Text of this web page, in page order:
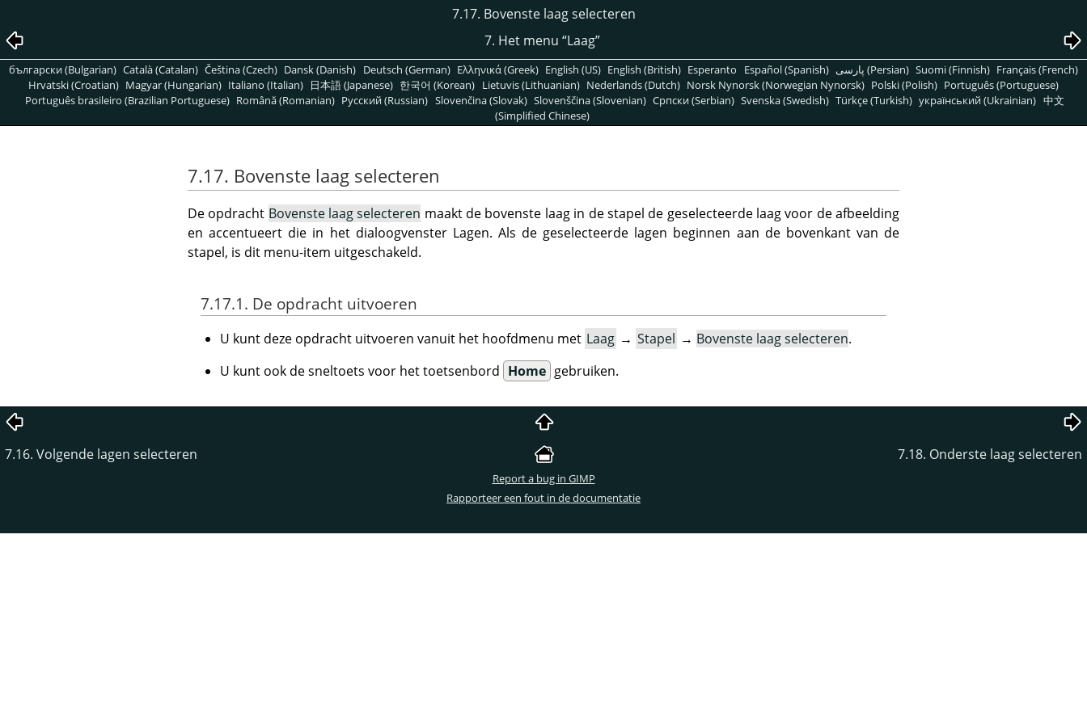
7.17. Bovenste laag selecteren
7. Het menu “Laag”
български (Bulgarian) Català (Catalan) Čeština (Czech) Dansk (Danish) Deutsch (German) Ελληνικά (Greek) English (US) English (British) Esperanto Español (Spanish) پارسی (Persian) Suomi (Finnish) Français (French)
Hrvatski (Croatian) Magyar (Hungarian) Italiano (Italian) 日本語 (Japanese) 한국어 (Korean) Lietuvis (Lithuanian) Nederlands (Dutch) Norsk Nynorsk (Norwegian Nynorsk) Polski (Polish) Português (Portuguese)
Português brasileiro (Brazilian Portuguese) Română (Romanian) Pусский (Russian) Slovenčina (Slovak) Slovenščina (Slovenian) Српски (Serbian) Svenska (Swedish) Türkçe (Turkish) український (Ukrainian) 中文
(Simplified Chinese)
7.17. Bovenste laag selecteren
De opdracht Bovenste laag selecteren maakt de bovenste laag in de stapel de geselecteerde laag voor de afbeelding
en accentueert die in het dialoogvenster Lagen. Als de geselecteerde lagen beginnen aan de bovenkant van de
stapel, is dit menu-item uitgeschakeld.
7.17.1. De opdracht uitvoeren
U kunt deze opdracht uitvoeren vanuit het hoofdmenu met Laag → Stapel → Bovenste laag selecteren.
U kunt ook de sneltoets voor het toetsenbord Home gebruiken.
7.16. Volgende lagen selecteren 7.18. Onderste laag selecteren
Report a bug in GIMP
Rapporteer een fout in de documentatie